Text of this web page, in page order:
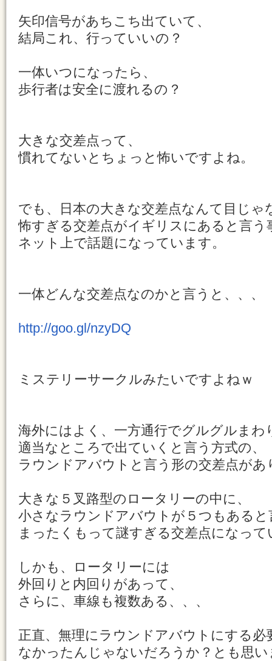
矢印信号があちこち出ていて、
結局これ、行っていいの？
一体いつになったら、
歩行者は安全に渡れるの？
大きな交差点って、
慣れてないとちょっと怖いですよね。
でも、日本の大きな交差点なんて目じゃ
怖すぎる交差点がイギリスにあると言う
ネット上で話題になっています。
一体どんな交差点なのかと言うと、、、
http://goo.gl/nzyDQ
ミステリーサークルみたいですよねｗ
海外にはよく、一方通行でグルグルまわ
適当なところで出ていくと言う方式の、
ラウンドアバウトと言う形の交差点があ
大きな５叉路型のロータリーの中に、
小さなラウンドアバウトが５つもあると
まったくもって謎すぎる交差点になって
しかも、ロータリーには
外回りと内回りがあって、
さらに、車線も複数ある、、、
正直、無理にラウンドアバウトにする必
なかったんじゃないだろうか？とも思